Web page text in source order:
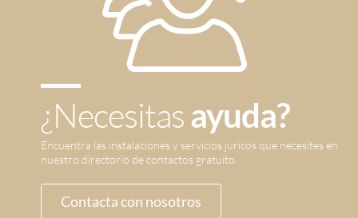
¿Necesitasayuda?
Encuentra las instalaciones y servicios jurícos que necesites en
nuestro directorio de contactos gratuito.
Contacta con nosotros